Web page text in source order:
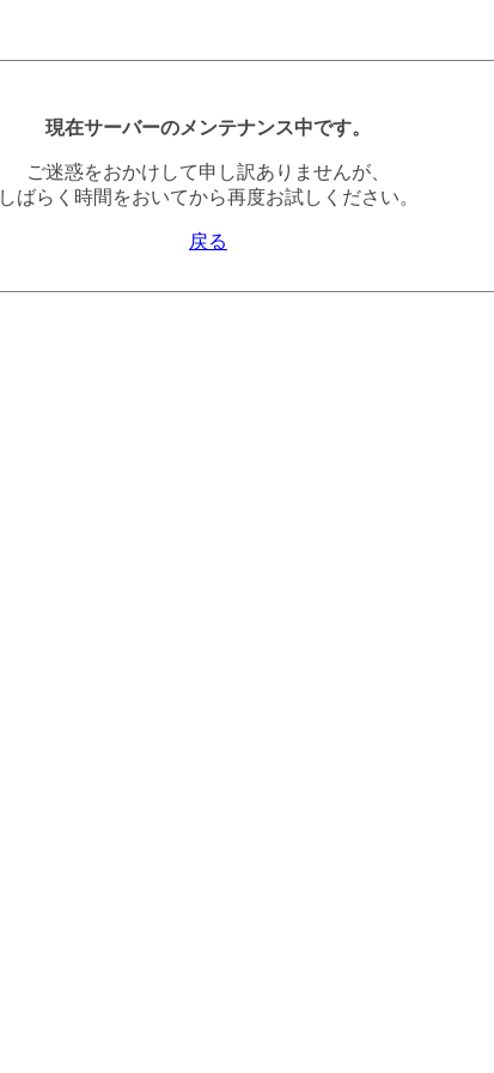
現在サーバーのメンテナンス中です。
ご迷惑をおかけして申し訳ありませんが、
しばらく時間をおいてから再度お試しください。
戻る